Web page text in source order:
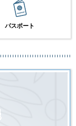
パスポート